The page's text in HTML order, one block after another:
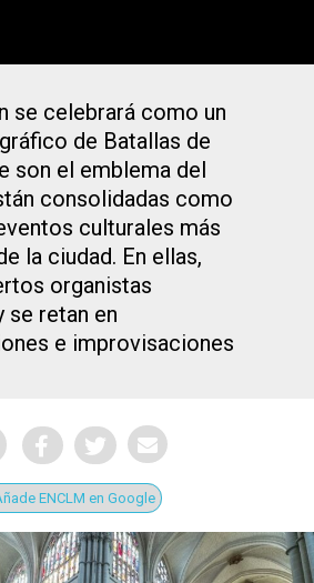
se celebrará como un
de Batallas de
son el emblema del
consolidadas como
culturales más
la ciudad. En ellas,
organistas
se retan en
e improvisaciones
ENCLM en Google